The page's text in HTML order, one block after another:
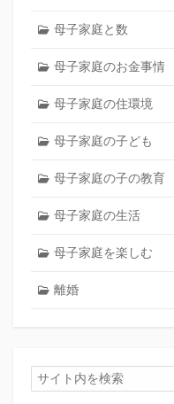
母子家庭と数
母子家庭のお金事情
母子家庭の住環境
母子家庭の子ども
母子家庭の子の教育
母子家庭の生活
母子家庭を楽しむ
離婚
検
索